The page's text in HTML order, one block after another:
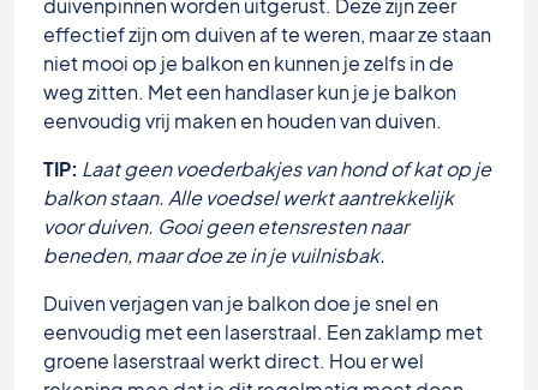
effectief zijn om duiven af te weren, maar ze staan
niet mooi op je balkon en kunnen je zelfs in de
weg zitten. Met een handlaser kun je je balkon
eenvoudig vrij maken en houden van duiven.
TIP: Laat geen voederbakjes van hond of kat op je
balkon staan. Alle voedsel werkt aantrekkelijk
voor duiven. Gooi geen etensresten naar
beneden, maar doe ze in je vuilnisbak.
Duiven verjagen van je balkon doe je snel en
eenvoudig met een laserstraal. Een zaklamp met
groene laserstraal werkt direct. Hou er wel